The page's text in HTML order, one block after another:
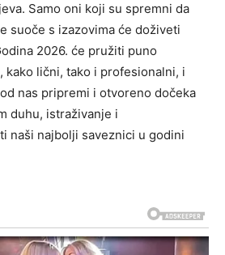
Samo oni koji su spremni da
suoče s izazovima će doživeti
2026. će pružiti puno
kako lični, tako i profesionalni, i
nas pripremi i otvoreno dočeka
duhu, istraživanje i
naši najbolji saveznici u godini